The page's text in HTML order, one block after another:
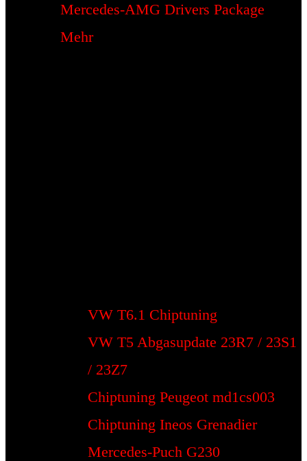
Mercedes-AMG Drivers Package
Mehr
VW T6.1 Chiptuning
VW T5 Abgasupdate 23R7 / 23S1
/ 23Z7
Chiptuning Peugeot md1cs003
Chiptuning Ineos Grenadier
Mercedes-Puch G230